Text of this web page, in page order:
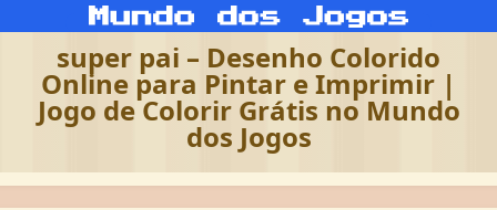
super pai – Desenho Colorido
Online para Pintar e Imprimir |
Jogo de Colorir Grátis no Mundo
dos Jogos